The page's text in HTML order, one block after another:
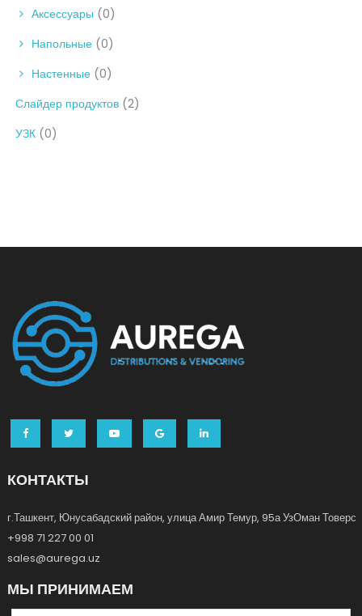
Аксессуары (0)
Напольные (0)
Настенные (0)
Слайдер продуктов (2)
УЗК (0)
КОНТАКТЫ
г.Ташкент, Юнусабадский район, улица Амир Темур, 95а УзОман Товерс
+998 71 227 00 01
sales@aurega.uz
МЫ ПРИНИМАЕМ